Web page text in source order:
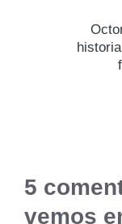
5
vemos